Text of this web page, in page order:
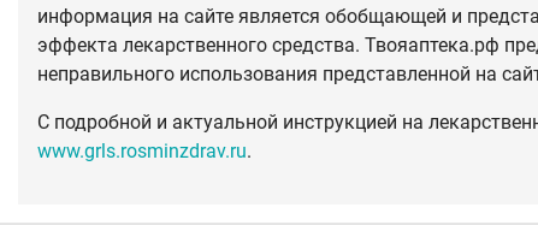
информация на сайте является обобщающей и
эффекта лекарственного средства. Твояаптека.рф
неправильного использования представленной на
С подробной и актуальной инструкцией на
www.grls.rosminzdrav.ru.